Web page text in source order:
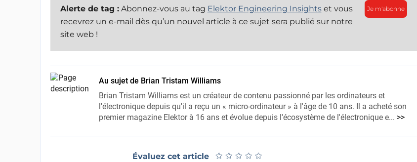
Je m'abonne
Alerte de tag :Abonnez-vous au tag Elektor Engineering Insightset vous
recevrez un e-mail dès qu’un nouvel article à ce sujet sera publié sur notre
site web !
Au sujet de Brian Tristam Williams
Brian Tristam Williams est un créateur de contenu passionné par les ordinateurs et
l'électronique depuis qu'il a reçu un « micro-ordinateur » à l'âge de 10 ans. Il a acheté son
premier magazine Elektor à 16 ans et évolue depuis l'écosystème de l'électronique e... >>
Évaluez cet article ★ ★ ★ ★ ★
★ ★ ★ ★ ★